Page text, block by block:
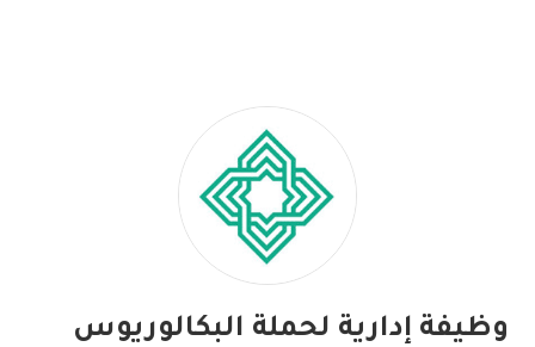
وظيفة إدارية لحملة البكالوريوس